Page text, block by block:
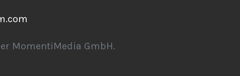
MomentiMedia GmbH.